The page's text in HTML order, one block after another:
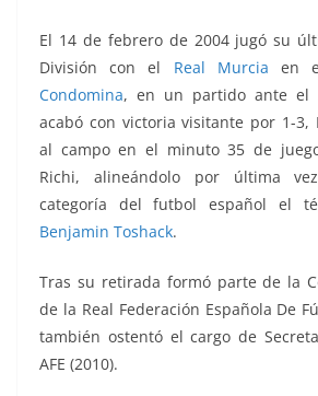
El 14 de febrero de 2004 jugó su
División con el Real Murcia en
Condomina, en un partido ante el
acabó con victoria visitante por 1-3,
al campo en el minuto 35 de
Richi, alineándolo por última
categoría del futbol español el
Benjamin Toshack.
Tras su retirada formó parte de la
de la Real Federación Española De
también ostentó el cargo de
AFE (2010).